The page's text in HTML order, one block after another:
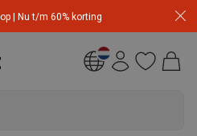
| Nu t/m 60% korting